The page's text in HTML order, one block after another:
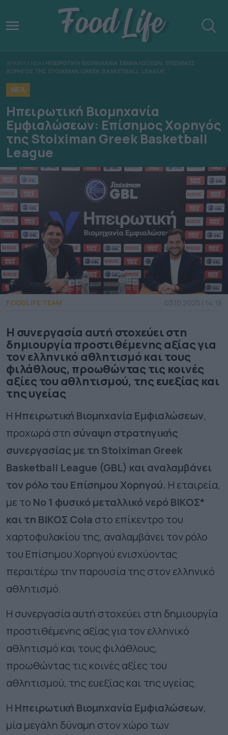
ΑΡΧΙΚΗ / ΝΕΑ / ΗΠΕΙΡΩΤΙΚΗ ΒΙΟΜΗΧΑΝΙΑ ΕΜΦΙΑΛΩΣΕΩΝ: ΕΠΙΣΗΜΟΣ
ΧΟΡΗΓΟΣ ΤΗΣ STOIXIMAN GREEK BASKETBALL LEAGUE
ΝΕΑ
Ηπειρωτική Βιομηχανία
Εμφιαλώσεων: Επίσημος Χορηγός
της Stoiximan Greek Basketball
League
FOODLIFE TEAM 03.10.2025 | 14:18
Η συνεργασία αυτή στοχεύει στη
δημιουργία προστιθέμενης αξίας για
τον ελληνικό αθλητισμό και τους
φιλάθλους, προωθώντας τις κοινές
αξίες του αθλητισμού, της ευεξίας και
της υγείας
Η Ηπειρωτική Βιομηχανία Εμφιαλώσεων,
προχωρά στη σύναψη στρατηγικής
συνεργασίας με τη Stoiximan Greek
Basketball League (GBL) και αναλαμβάνει
τον ρόλο του Επίσημου Χορηγού. Η εταιρεία,
με το Νο 1 φυσικό μεταλλικό νερό ΒΙΚΟΣ*
και τη ΒΙΚΟΣ Cola στο επίκεντρο του
χαρτοφυλακίου της, αναλαμβάνει τον ρόλο
του Επίσημου Χορηγού ενισχύοντας
περαιτέρω την παρουσία της στον ελληνικό
αθλητισμό.
Η συνεργασία αυτή στοχεύει στη δημιουργία
προστιθέμενης αξίας για τον ελληνικό
αθλητισμό και τους φιλάθλους,
προωθώντας τις κοινές αξίες του
αθλητισμού, της ευεξίας και της υγείας.
Η Ηπειρωτική Βιομηχανία Εμφιαλώσεων,
μία μεγάλη δύναμη στον χώρο των